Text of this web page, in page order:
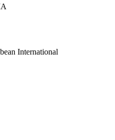
International